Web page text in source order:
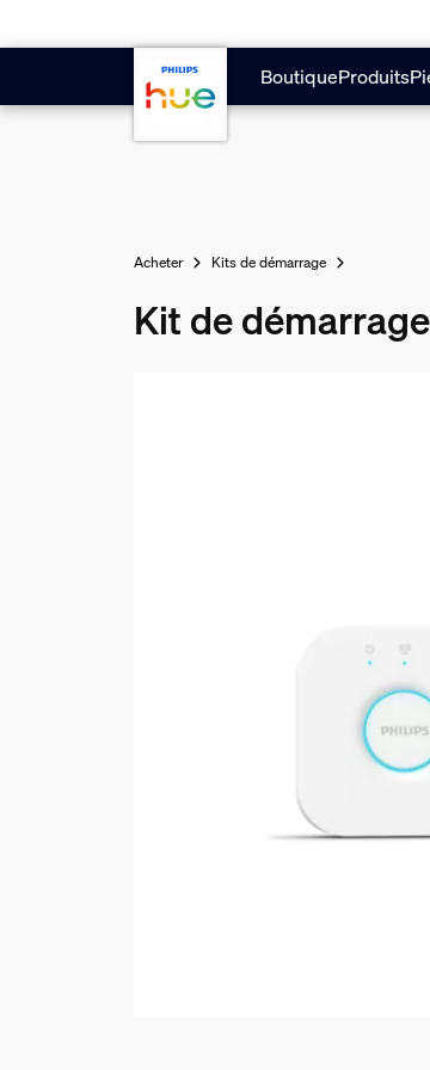
BoutiqueProduits
Acheter Kits de démarrage
Kit de